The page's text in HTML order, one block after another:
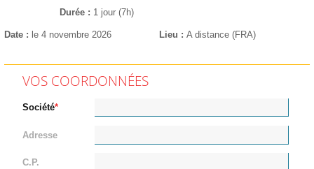
Durée 1 jour (7h)
Date le 4 novembre 2026 Lieu A distance (FRA)
VOS COORDONNÉES
Société
Adresse
C.P.